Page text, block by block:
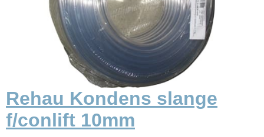
Rehau Kondens slange
f/conlift 10mm